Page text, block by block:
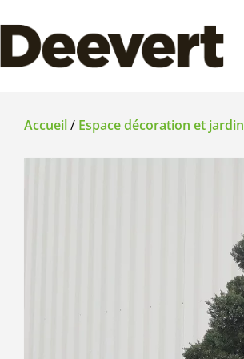
Accueil/ Espace décoration et jardin